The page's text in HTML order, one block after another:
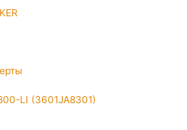
LI (3601JA8301)